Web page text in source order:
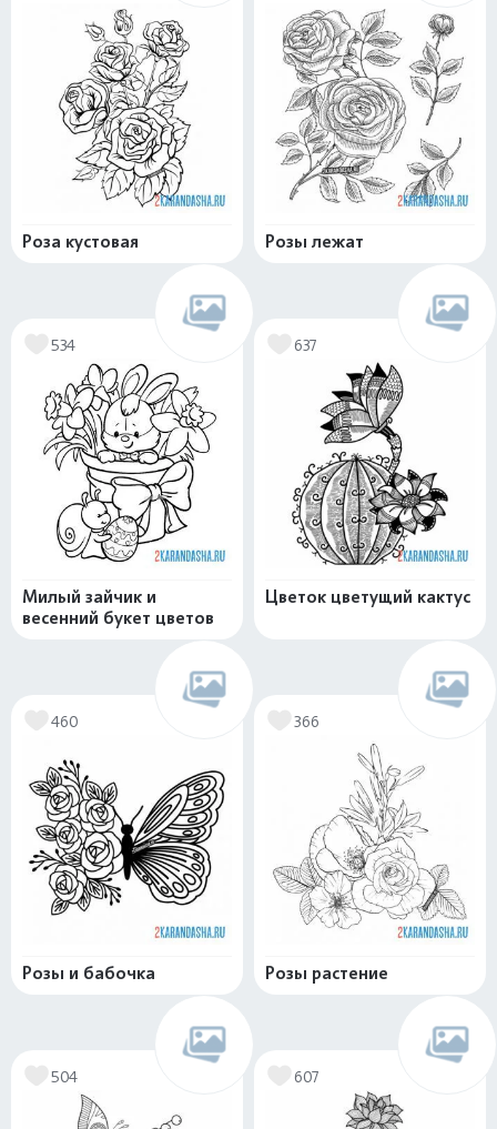
Роза кустовая Розы лежат
534
Милый зайчик и
весенний букет цветов
637
Цветок цветущий кактус
460
Розы и бабочка
366
Розы растение
504 607